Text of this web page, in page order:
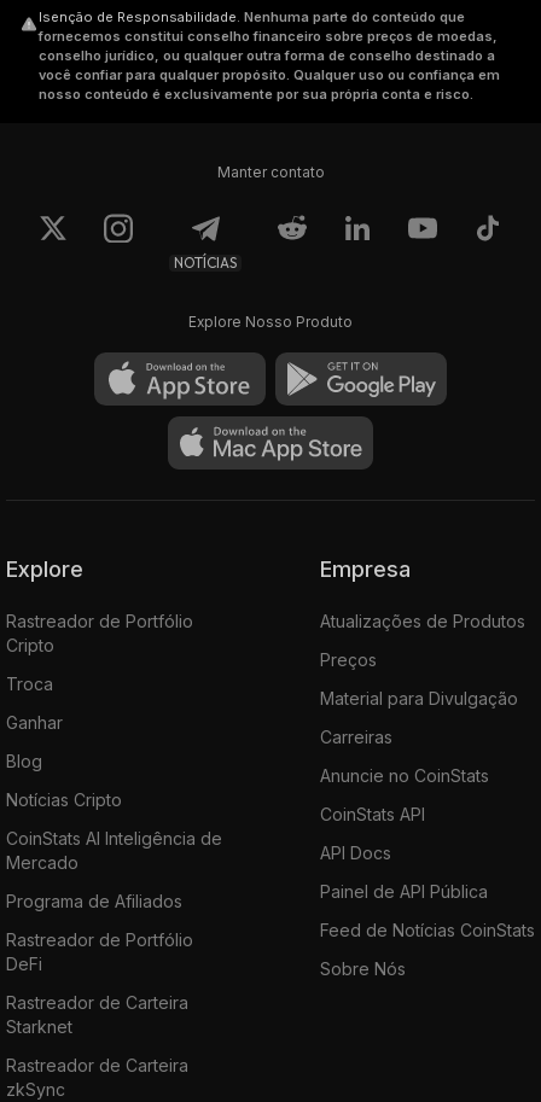
Isenção de Responsabilidade. Nenhuma parte do conteúdo que
fornecemos constitui conselho financeiro sobre preços de moedas,
conselho jurídico, ou qualquer outra forma de conselho destinado a
você confiar para qualquer propósito. Qualquer uso ou confiança em
nosso conteúdo é exclusivamente por sua própria conta e risco.
Manter contato
NOTÍCIAS
Explore Nosso Produto
Explore
Rastreador de Portfólio
Cripto
Troca
Ganhar
Blog
Notícias Cripto
CoinStats AI Inteligência de
Mercado
Programa de Afiliados
Rastreador de Portfólio
DeFi
Rastreador de Carteira
Starknet
Rastreador de Carteira
zkSync
Empresa
Atualizações de Produtos
Preços
Material para Divulgação
Carreiras
Anuncie no CoinStats
CoinStats API
API Docs
Painel de API Pública
Feed de Notícias CoinStats
Sobre Nós